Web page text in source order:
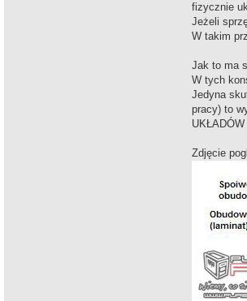
fizycznie
Jeżeli
W takim
Jak to ma
W tych
Jedyna
pracy) to
Zdjęcie